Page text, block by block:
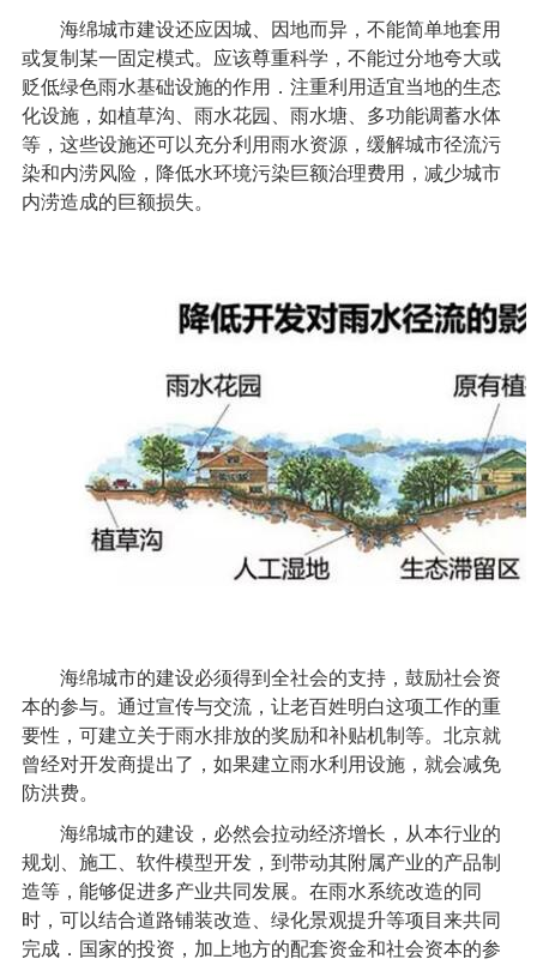
海绵城市建设还应因城、因地而异，不能简单地套用
或复制某一固定模式。应该尊重科学，不能过分地夸大或
贬低绿色雨水基础设施的作用．注重利用适宜当地的生态
化设施，如植草沟、雨水花园、雨水塘、多功能调蓄水体
等，这些设施还可以充分利用雨水资源，缓解城市径流污
染和内涝风险，降低水环境污染巨额治理费用，减少城市
内涝造成的巨额损失。
海绵城市的建设必须得到全社会的支持，鼓励社会资
本的参与。通过宣传与交流，让老百姓明白这项工作的重
要性，可建立关于雨水排放的奖励和补贴机制等。北京就
曾经对开发商提出了，如果建立雨水利用设施，就会减免
防洪费。
海绵城市的建设，必然会拉动经济增长，从本行业的
规划、施工、软件模型开发，到带动其附属产业的产品制
造等，能够促进多产业共同发展。在雨水系统改造的同
时，可以结合道路铺装改造、绿化景观提升等项目来共同
完成．国家的投资，加上地方的配套资金和社会资本的参